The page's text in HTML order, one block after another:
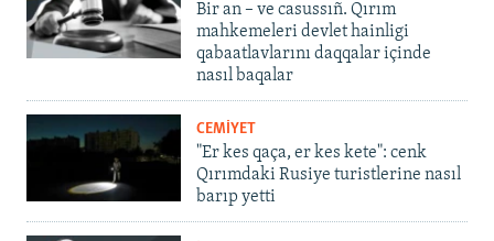
Bir an – ve casussıñ. Qırım
mahkemeleri devlet hainligi
qabaatlavlarını daqqalar içinde
nasıl baqalar
CEMİYET
"Er kes qaça, er kes kete": cenk
Qırımdaki Rusiye turistlerine nasıl
barıp yetti